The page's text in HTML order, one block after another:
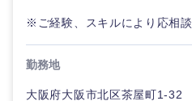
※ご経験、スキルにより応相談
勤務地
大阪府大阪市北区茶屋町1-32